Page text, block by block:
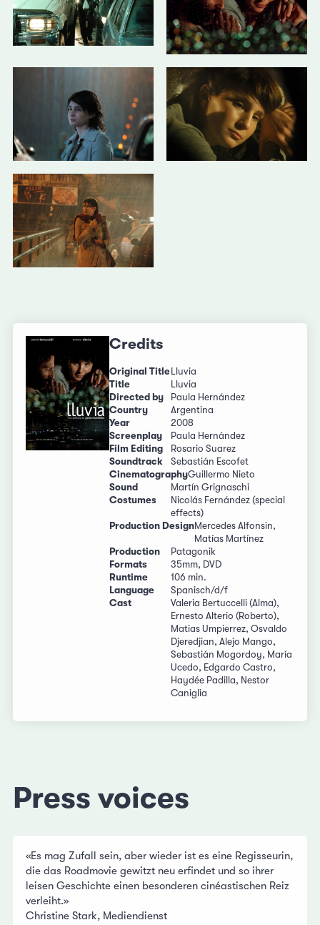
Credits
Original Title Lluvia
Title
Lluvia
Directed by
Paula Hernández
Country
Argentina
Year
2008
Screenplay
Paula Hernández
Film Editing
Rosario Suarez
Soundtrack
Sebastián Escofet
CinematographyGuillermo Nieto
Sound
Martín Grignaschi
Costumes
Nicolás Fernández (special
effects)
Production DesignMercedes Alfonsin,
Matías Martínez
Production
Patagonik
Formats
35mm, DVD
Runtime
106 min.
Language
Spanisch/d/f
Cast
Valeria Bertuccelli (Alma),
Ernesto Alterio (Roberto),
Matias Umpierrez, Osvaldo
Djeredjian, Alejo Mango,
Sebastián Mogordoy, María
Ucedo, Edgardo Castro,
Haydée Padilla, Nestor
Caniglia
Press voices
«Es mag Zufall sein, aber wieder ist es eine Regisseurin,
die das Roadmovie gewitzt neu erfindet und so ihrer
leisen Geschichte einen besonderen cinéastischen Reiz
verleiht.»
Christine Stark, Mediendienst